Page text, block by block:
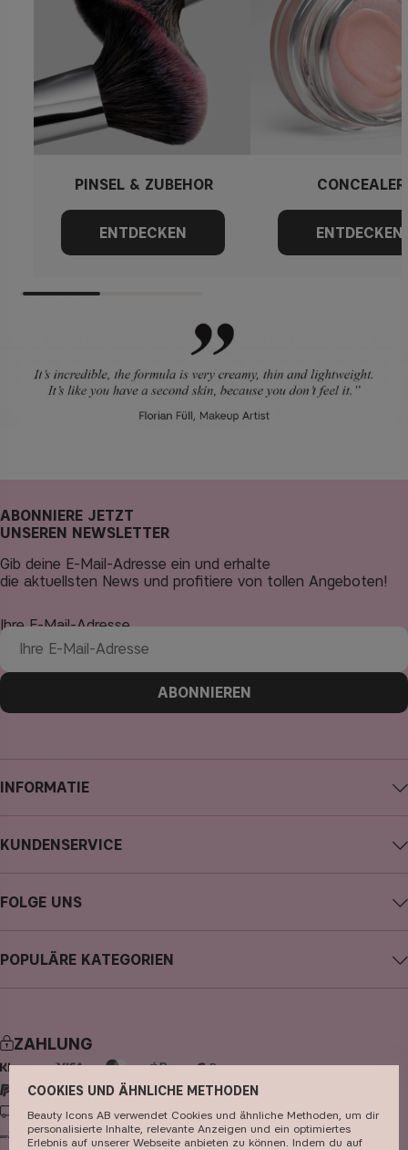
PINSEL & ZUBEHÖR CONCEALER
INFORMATIE
Über CAIA Cosmetics
Datenschutzerklärung
Store
KUNDENSERVICE
Kauf widerrufen
FOLGE UNS
Facebook
Pinterest
POPULÄRE KATEGORIEN
make-up
hautpflege
haarpflege
ABONNIERE JETZT
UNSEREN NEWSLETTER
Gib deine E-Mail-Adresse ein und erhalte
die aktuellsten News und profitiere von tollen Angeboten!
Ihre E-Mail-Adresse
ABONNIEREN
ZAHLUNG
LIEFERUNG
COOKIES UND ÄHNLICHE METHODEN
Beauty Icons AB verwendet Cookies und ähnliche Methoden, um dir
personalisierte Inhalte, relevante Anzeigen und ein optimiertes
Erlebnis auf unserer Webseite anbieten zu können. Indem du auf